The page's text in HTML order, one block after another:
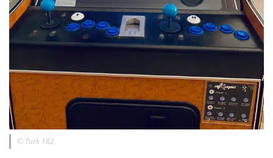
© Turk 182